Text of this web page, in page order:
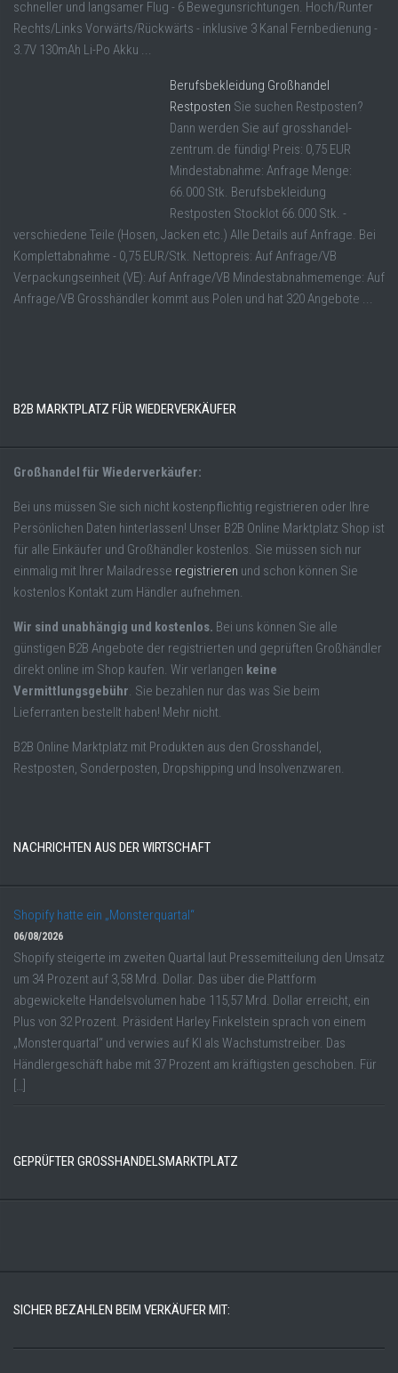
schneller und langsamer Flug - 6 Bewegunsrichtungen. Hoch/Runter
Rechts/Links Vorwärts/Rückwärts - inklusive 3 Kanal Fernbedienung -
3.7V 130mAh Li-Po Akku ...
Berufsbekleidung Großhandel
Restposten Sie suchen Restposten?
Dann werden Sie auf grosshandel-
zentrum.de fündig! Preis: 0,75 EUR
Mindestabnahme: Anfrage Menge:
66.000 Stk. Berufsbekleidung
Restposten Stocklot 66.000 Stk. -
verschiedene Teile (Hosen, Jacken etc.) Alle Details auf Anfrage. Bei
Komplettabnahme - 0,75 EUR/Stk. Nettopreis: Auf Anfrage/VB
Verpackungseinheit (VE): Auf Anfrage/VB Mindestabnahmemenge: Auf
Anfrage/VB Grosshändler kommt aus Polen und hat 320 Angebote ...
B2B MARKTPLATZ FÜR WIEDERVERKÄUFER
Großhandel für Wiederverkäufer:
Bei uns müssen Sie sich nicht kostenpflichtig registrieren oder Ihre
Persönlichen Daten hinterlassen! Unser B2B Online Marktplatz Shop ist
für alle Einkäufer und Großhändler kostenlos. Sie müssen sich nur
einmalig mit Ihrer Mailadresse registrieren und schon können Sie
kostenlos Kontakt zum Händler aufnehmen.
Wir sind unabhängig und kostenlos. Bei uns können Sie alle
günstigen B2B Angebote der registrierten und geprüften Großhändler
direkt online im Shop kaufen. Wir verlangen keine
Vermittlungsgebühr. Sie bezahlen nur das was Sie beim
Lieferranten bestellt haben! Mehr nicht.
B2B Online Marktplatz mit Produkten aus den Grosshandel,
Restposten, Sonderposten, Dropshipping und Insolvenzwaren.
NACHRICHTEN AUS DER WIRTSCHAFT
Shopify hatte ein „Monsterquartal“
06/08/2026
Shopify steigerte im zweiten Quartal laut Pressemitteilung den Umsatz
um 34 Prozent auf 3,58 Mrd. Dollar. Das über die Plattform
abgewickelte Handelsvolumen habe 115,57 Mrd. Dollar erreicht, ein
Plus von 32 Prozent. Präsident Harley Finkelstein sprach von einem
„Monsterquartal“ und verwies auf KI als Wachstumstreiber. Das
Händlergeschäft habe mit 37 Prozent am kräftigsten geschoben. Für
[…]
GEPRÜFTER GROSSHANDELSMARKTPLATZ
SICHER BEZAHLEN BEIM VERKÄUFER MIT: